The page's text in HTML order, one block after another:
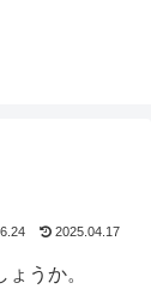
2025.04.17
うか。